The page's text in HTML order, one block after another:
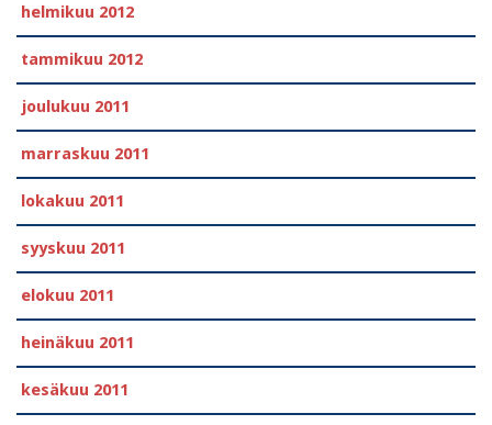
helmikuu 2012
tammikuu 2012
joulukuu 2011
marraskuu 2011
lokakuu 2011
syyskuu 2011
elokuu 2011
heinäkuu 2011
kesäkuu 2011